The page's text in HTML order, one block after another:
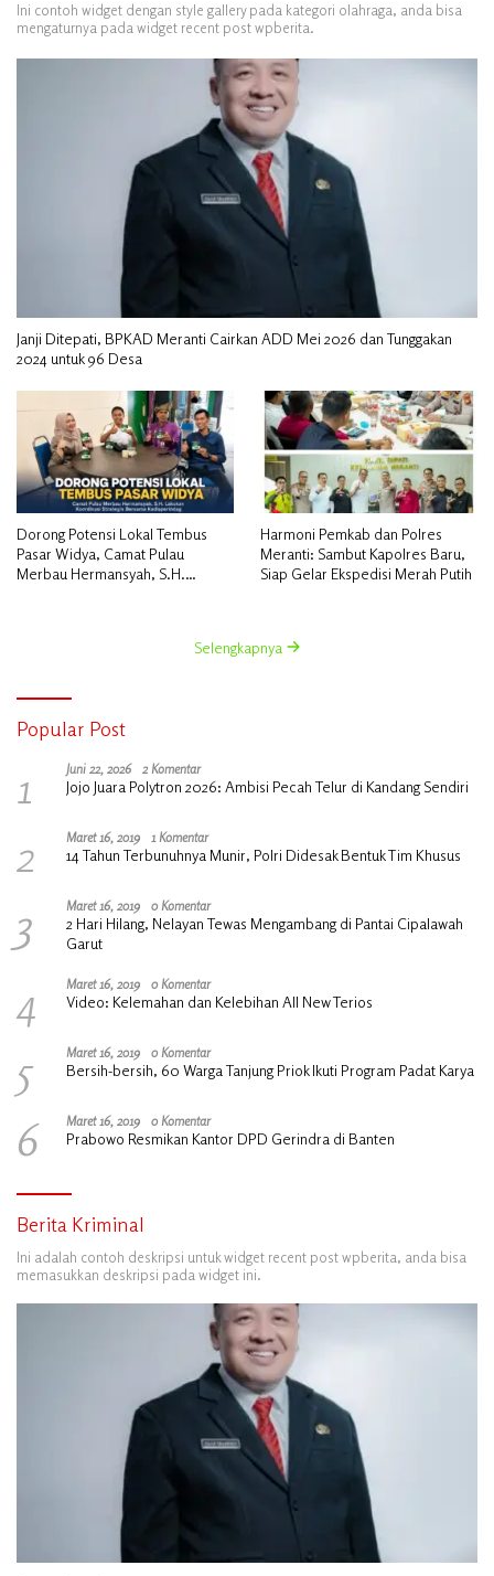
Ini contoh widget dengan style gallery pada kategori olahraga, anda bisa
mengaturnya pada widget recent post wpberita.
Janji Ditepati, BPKAD Meranti Cairkan ADD Mei 2026 dan Tunggakan
2024 untuk 96 Desa
Dorong Potensi Lokal Tembus
Pasar Widya, Camat Pulau
Merbau Hermansyah, S.H.
Harmoni Pemkab dan Polres
Meranti: Sambut Kapolres Baru,
Siap Gelar Ekspedisi Merah Putih
Selengkapnya
Popular Post
1 Juni 22, 2026 2 Komentar
Jojo Juara Polytron 2026: Ambisi Pecah Telur di Kandang Sendiri
2 Maret 16, 2019 1 Komentar
14 Tahun Terbunuhnya Munir, Polri Didesak Bentuk Tim Khusus
3 Maret 16, 2019 0 Komentar
2 Hari Hilang, Nelayan Tewas Mengambang di Pantai Cipalawah
Garut
4 Maret 16, 2019 0 Komentar
Video: Kelemahan dan Kelebihan All New Terios
5 Maret 16, 2019 0 Komentar
Bersih-bersih, 60 Warga Tanjung Priok Ikuti Program Padat Karya
6 Maret 16, 2019 0 Komentar
Prabowo Resmikan Kantor DPD Gerindra di Banten
Berita Kriminal
Ini adalah contoh deskripsi untuk widget recent post wpberita, anda bisa
memasukkan deskripsi pada widget ini.